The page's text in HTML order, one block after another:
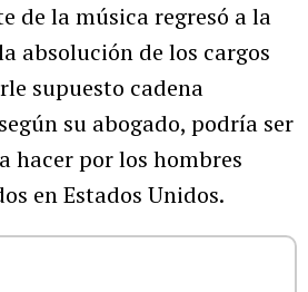
de la música regresó a la
absolución de los cargos
supuesto cadena
su abogado, podría ser
hacer por los hombres
en Estados Unidos.